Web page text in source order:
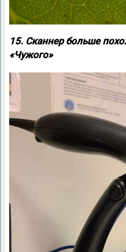
15. Сканнер больше
«Чужого»